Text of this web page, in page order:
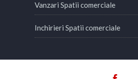
Vanzari Spatii comerciale
Inchirieri Spatii comerciale